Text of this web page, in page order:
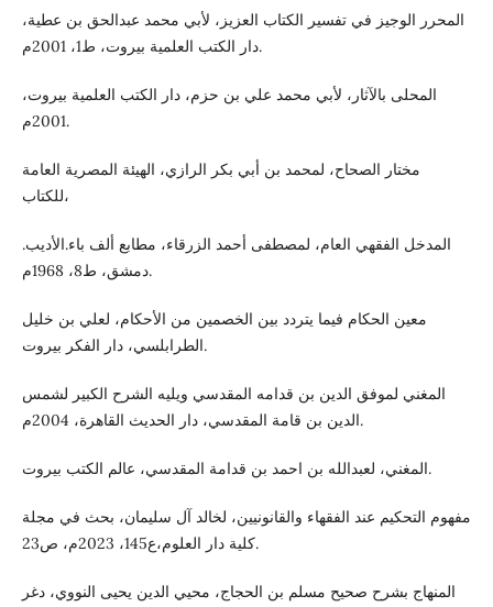
المحرر الوجيز في تفسير الكتاب العزيز، لأبي محمد عبدالحق بن عطية،
دار الكتب العلمية بيروت، ط1، 2001م.
المحلى بالآثار، لأبي محمد علي بن حزم، دار الكتب العلمية بيروت،
2001م.
مختار الصحاح، لمحمد بن أبي بكر الرازي، الهيئة المصرية العامة
للكتاب،
المدخل الفقهي العام، لمصطفى أحمد الزرقاء، مطابع ألف باء.الأديب.
دمشق، ط8، 1968م.
معين الحكام فيما يتردد بين الخصمين من الأحكام، لعلي بن خليل
الطرابلسي، دار الفكر بيروت.
المغني لموفق الدين بن قدامه المقدسي ويليه الشرح الكبير لشمس
الدين بن قامة المقدسي، دار الحديث القاهرة، 2004م.
المغني، لعبدالله بن احمد بن قدامة المقدسي، عالم الكتب بيروت.
مفهوم التحكيم عند الفقهاء والقانونيين، لخالد آل سليمان، بحث في مجلة
كلية دار العلوم،ع145، 2023م، ص23.
المنهاج بشرح صحيح مسلم بن الحجاج، محيي الدين يحيى النووي، دغر